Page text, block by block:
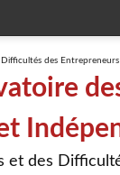
et des